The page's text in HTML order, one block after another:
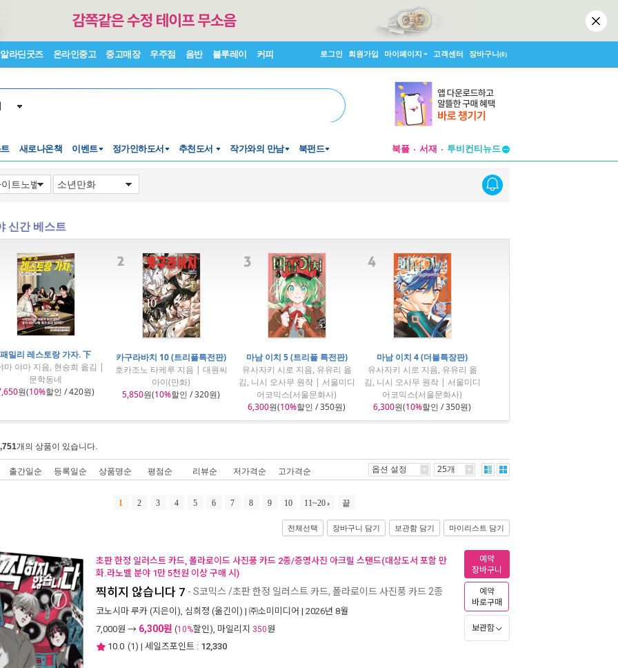
알라딘굿즈 온라인중고 중고매장 우주점 음반 블루레이 커피 로그인 회원가입 마이페이지 고객센터 장바구니(0)
새로나온책 이벤트 정가인하도서 추천도서 작가와의 만남 북펀드 북플 서재
창작플랫폼
신간 베스트
패밀리 레스토랑 가자. 下
마 야마 지음, 현승희 옮김 |
문학동네
원(10%할인 / 420원)
카구라바치 10 (트리플특전판)
호카조노 타케루 지음 | 대원씨
아이(만화)
5,850원(10%할인 / 320원)
마남 이치 5 (트리플 특전판)
유사자키 시로 지음, 유유리 옮
김, 니시 오사무 원작 | 서울미디
어코믹스(서울문화사)
6,300원(10%할인 / 350원)
마남 이치 4 (더블특장판)
유사자키 시로 지음, 유유리 옮
김, 니시 오사무 원작 | 서울미디
어코믹스(서울문화사)
6,300원(10%할인 / 350원)
개의 상품이 있습니다.
출간일순 등록일순 상품명순 평점순 리뷰순 저가격순 고가격순 옵션 설정 25개
1 2 3 4 5 6 7 8 9 10 11~20 끝
전체선택 장바구니 담기 보관함 담기 마이리스트 담기
초판 한정 일러스트 카드, 폴라로이드 사진풍 카드 2종/증명사진 아크릴 스탠드(대상도서 포함 만
화.라노벨 분야 1만 5천원 이상 구매 시)
찍히지 않습니다 7 - S코믹스 /초판 한정 일러스트 카드, 폴라로이드 사진풍 카드 2종
코노시마 루카 (지은이), 심희정 (옮긴이) | ㈜소미미디어 | 2026년 8월
7,000원 → 6,300원 (10%할인), 마일리지 350원
10.0 (1) | 세일즈포인트 : 12,330
예약
장바구니
예약
바로구매
보관함